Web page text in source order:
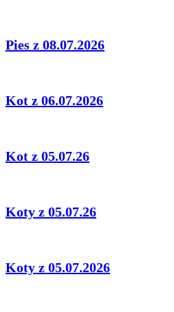
Pies z 08.07.2026
Kot z 06.07.2026
Kot z 05.07.26
Koty z 05.07.26
Koty z 05.07.2026